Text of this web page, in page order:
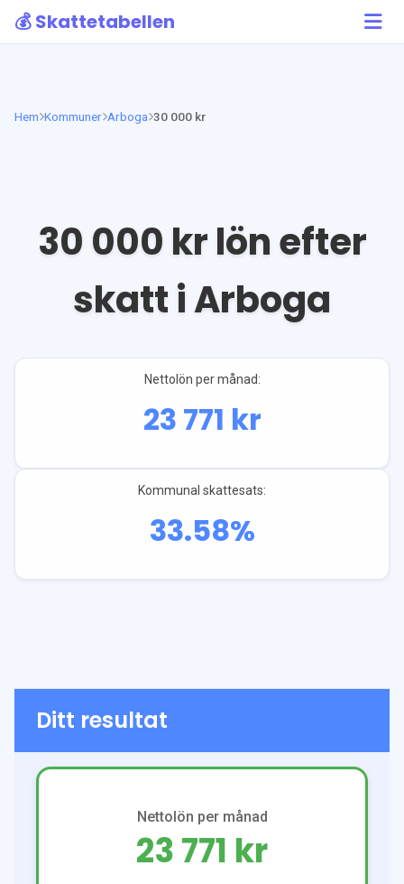
💰 Skattetabellen
Hem Kommuner Arboga 30 000 kr
30 000 kr lön efter
skatt iArboga
Nettolön per månad:
23 771 kr
Kommunal skattesats:
33.58%
Ditt resultat
Nettolön per månad
23 771 kr